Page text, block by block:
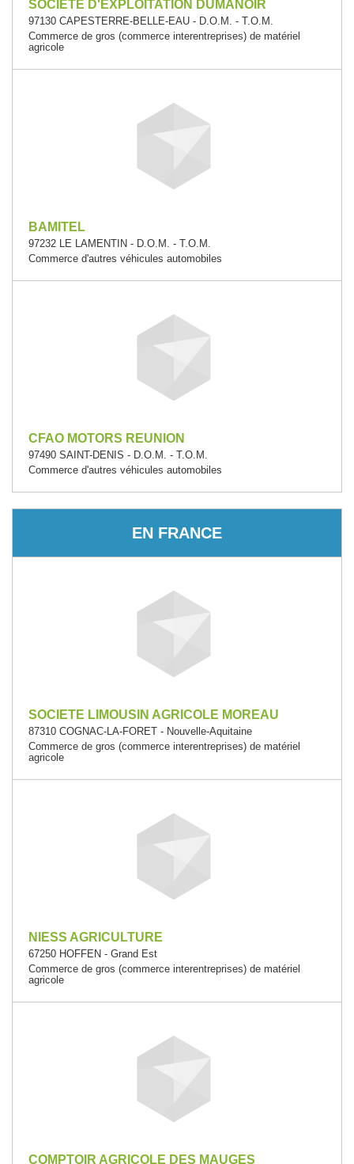
SOCIETE D'EXPLOITATION DUMANOIR
97130 CAPESTERRE-BELLE-EAU - D.O.M. - T.O.M.
Commerce de gros (commerce interentreprises) de matériel
agricole
BAMITEL
97232 LE LAMENTIN - D.O.M. - T.O.M.
Commerce d'autres véhicules automobiles
CFAO MOTORS REUNION
97490 SAINT-DENIS - D.O.M. - T.O.M.
Commerce d'autres véhicules automobiles
EN FRANCE
SOCIETE LIMOUSIN AGRICOLE MOREAU
87310 COGNAC-LA-FORET - Nouvelle-Aquitaine
Commerce de gros (commerce interentreprises) de matériel
agricole
NIESS AGRICULTURE
67250 HOFFEN - Grand Est
Commerce de gros (commerce interentreprises) de matériel
agricole
COMPTOIR AGRICOLE DES MAUGES